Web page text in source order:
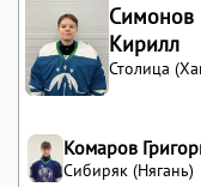
Симонов
Кирилл
Столица
Комаров
Сибиряк (Нягань)